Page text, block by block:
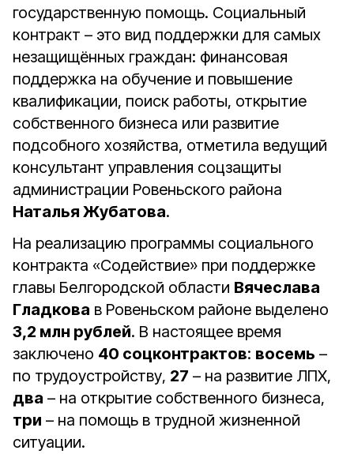
государственную помощь. Социальный
контракт – это вид поддержки для самых
незащищённых граждан: финансовая
поддержка на обучение и повышение
квалификации, поиск работы, открытие
собственного бизнеса или развитие
подсобного хозяйства, отметила ведущий
консультант управления соцзащиты
администрации Ровеньского района
Наталья Жубатова.
На реализацию программы социального
контракта «Содействие» при поддержке
главы Белгородской области Вячеслава
Гладкова в Ровеньском районе выделено
3,2 млн рублей. В настоящее время
заключено 40 соцконтрактов: восемь –
по трудоустройству, 27 – на развитие ЛПХ,
два – на открытие собственного бизнеса,
три – на помощь в трудной жизненной
ситуации.